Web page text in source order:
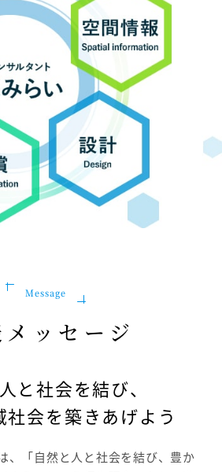
Message
ッセージ
と社会を結び、
社会を築きあげよう
、「自然と人と社会を結び、豊か